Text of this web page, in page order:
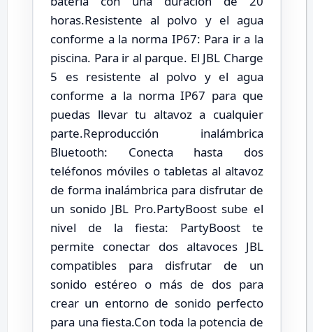
horas.Resistente al polvo y el agua
conforme a la norma IP67: Para ir a la
piscina. Para ir al parque. El JBL Charge
5 es resistente al polvo y el agua
conforme a la norma IP67 para que
puedas llevar tu altavoz a cualquier
parte.Reproducción inalámbrica
Bluetooth: Conecta hasta dos
teléfonos móviles o tabletas al altavoz
de forma inalámbrica para disfrutar de
un sonido JBL Pro.PartyBoost sube el
nivel de la fiesta: PartyBoost te
permite conectar dos altavoces JBL
compatibles para disfrutar de un
sonido estéreo o más de dos para
crear un entorno de sonido perfecto
para una fiesta.Con toda la potencia de